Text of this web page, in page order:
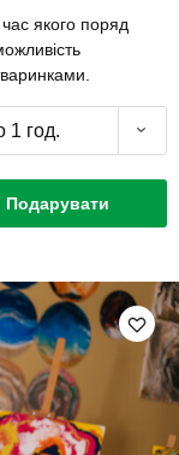
час якого поряд
1 год.
Подарувати